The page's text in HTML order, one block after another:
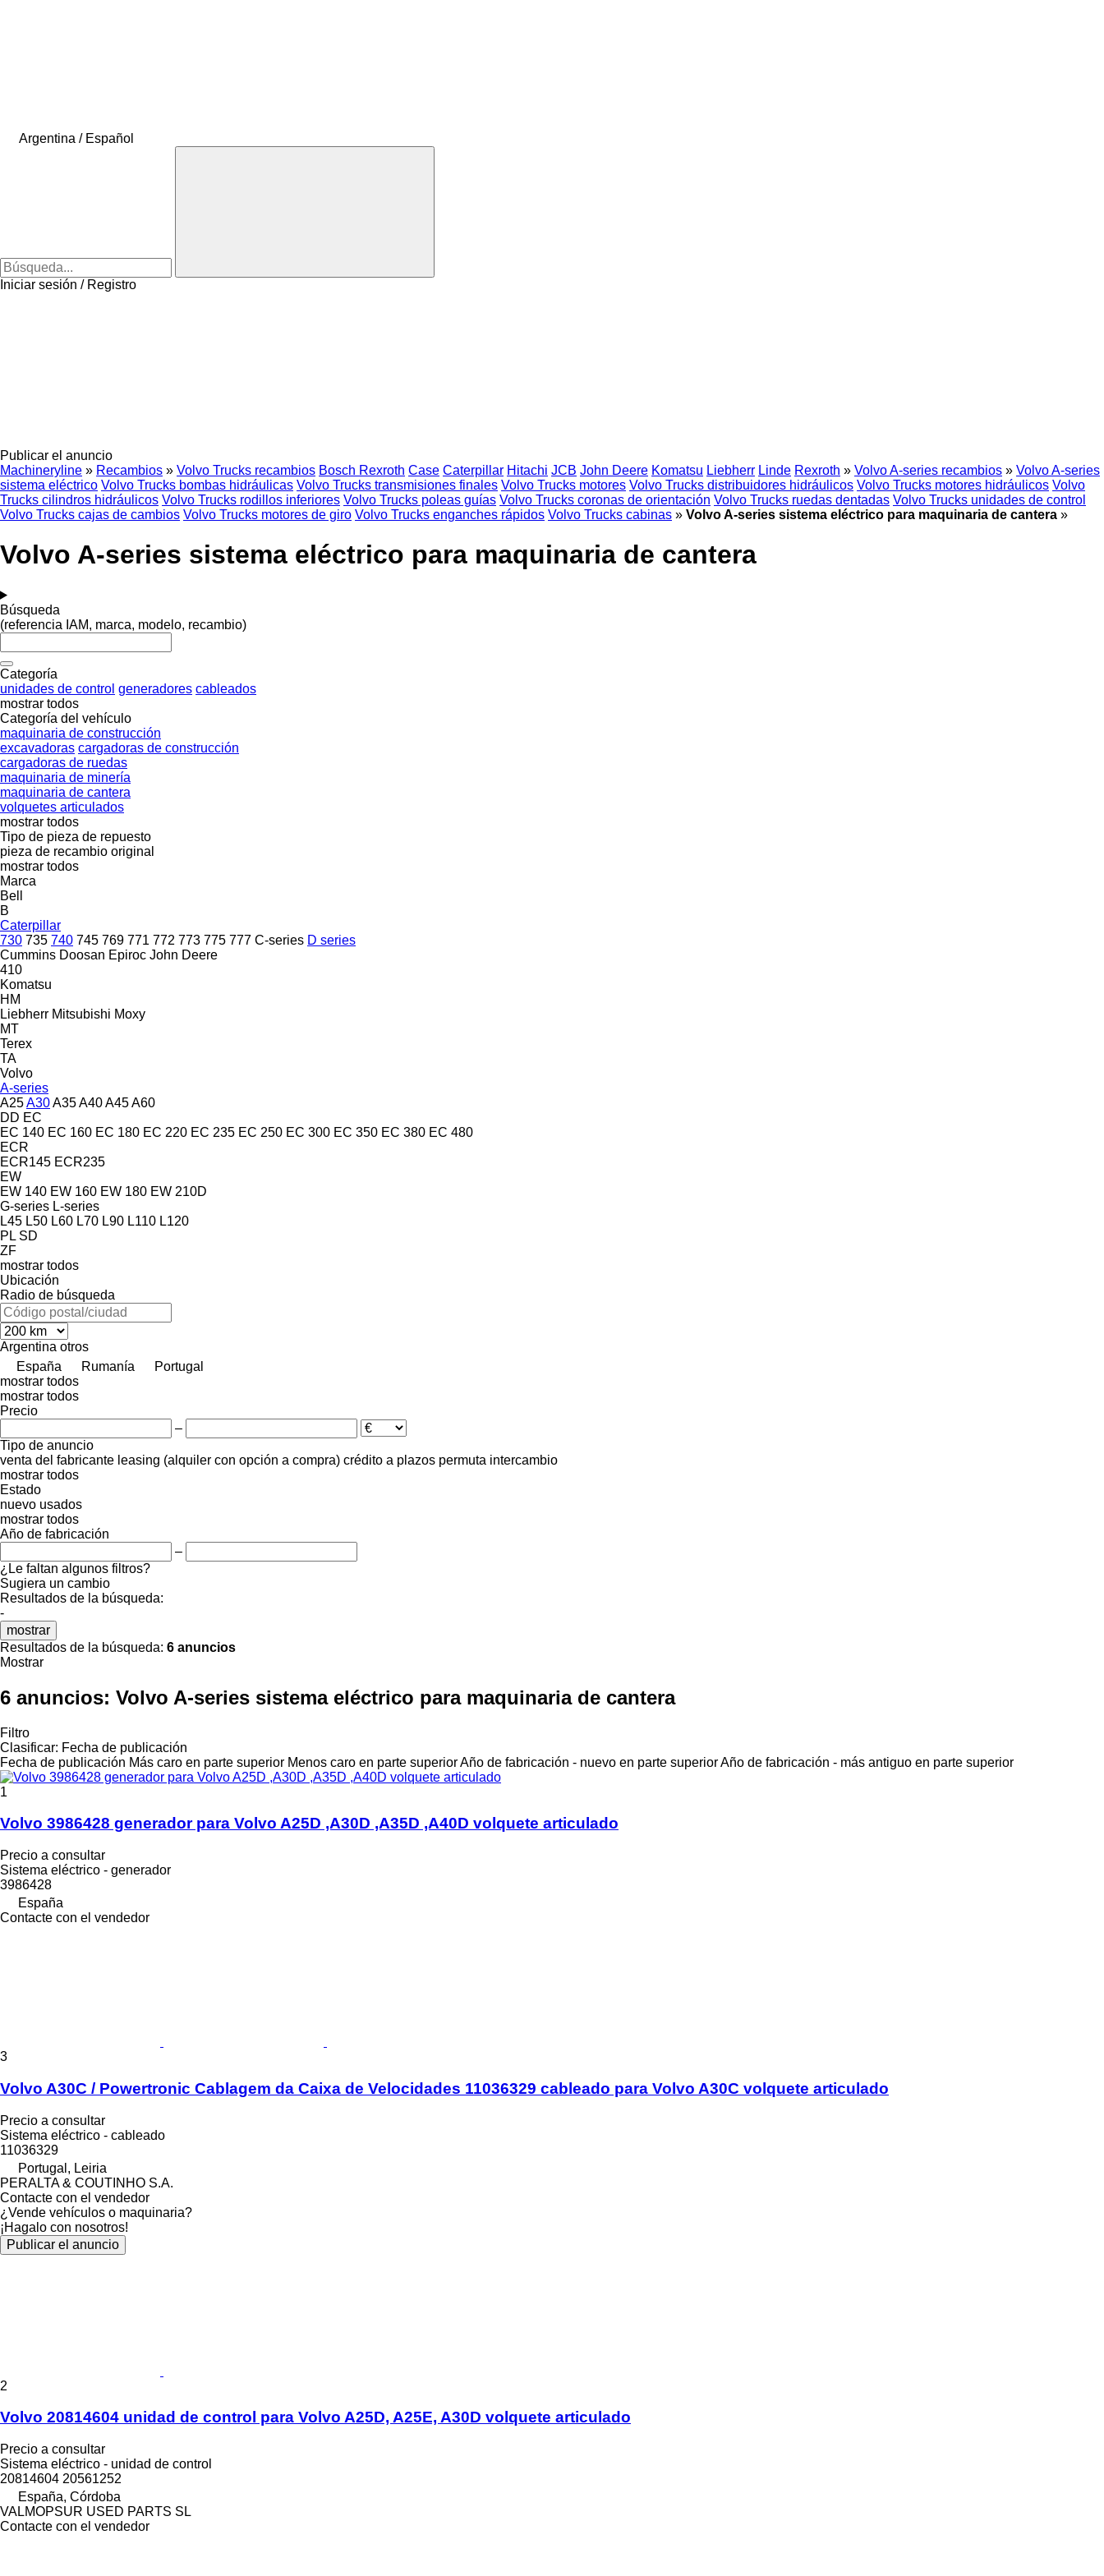
Argentina / Español
Iniciar sesión / Registro
Publicar el anuncio
Machineryline » Recambios » Volvo Trucks recambios Bosch Rexroth Case Caterpillar Hitachi JCB John Deere Komatsu Liebherr Linde Rexroth » Volvo A-series recambios » Volvo A-series
sistema eléctrico Volvo Trucks bombas hidráulicas Volvo Trucks transmisiones finales Volvo Trucks motores Volvo Trucks distribuidores hidráulicos Volvo Trucks motores hidráulicos Volvo
Trucks cilindros hidráulicos Volvo Trucks rodillos inferiores Volvo Trucks poleas guías Volvo Trucks coronas de orientación Volvo Trucks ruedas dentadas Volvo Trucks unidades de control
Volvo Trucks cajas de cambios Volvo Trucks motores de giro Volvo Trucks enganches rápidos Volvo Trucks cabinas » Volvo A-series sistema eléctrico para maquinaria de cantera »
Volvo A-series sistema eléctrico para maquinaria de cantera
Búsqueda
(referencia IAM, marca, modelo, recambio)
Categoría
unidades de control generadores cableados
mostrar todos
Categoría del vehículo
maquinaria de construcción
excavadoras cargadoras de construcción
cargadoras de ruedas
maquinaria de minería
maquinaria de cantera
volquetes articulados
mostrar todos
Tipo de pieza de repuesto
pieza de recambio original
mostrar todos
Marca
Bell
B
Caterpillar
730 735 740 745 769 771 772 773 775 777 C-series D series
Cummins Doosan Epiroc John Deere
410
Komatsu
HM
Liebherr Mitsubishi Moxy
MT
Terex
TA
Volvo
A-series
A25A30A35A40A45A60
DD EC
EC 140 EC 160 EC 180 EC 220 EC 235 EC 250 EC 300 EC 350 EC 380 EC 480
ECR
ECR145 ECR235
EW
EW 140 EW 160 EW 180 EW 210D
G-series L-series
L45 L50 L60 L70 L90 L110 L120
PL SD
ZF
mostrar todos
Ubicación
Radio de búsqueda
Argentina otros
España
Rumanía
Portugal
mostrar todos
mostrar todos
Precio
–
Tipo de anuncio
venta del fabricante leasing (alquiler con opción a compra) crédito a plazos permuta intercambio
mostrar todos
Estado
nuevo usados
mostrar todos
Año de fabricación
–
¿Le faltan algunos filtros?
Sugiera un cambio
Resultados de la búsqueda:
-
mostrar
Resultados de la búsqueda: 6 anuncios
Mostrar
6 anuncios: Volvo A-series sistema eléctrico para maquinaria de cantera
Filtro
Clasificar: Fecha de publicación
Fecha de publicación Más caro en parte superior Menos caro en parte superiorAño de fabricación - nuevo en parte superiorAño de fabricación - más antiguo en parte superior
1
Volvo 3986428 generador para Volvo A25D ,A30D ,A35D ,A40D volquete articulado
Precio a consultar
Sistema eléctrico - generador
3986428
España
Contacte con el vendedor
3
Volvo A30C / Powertronic Cablagem da Caixa de Velocidades 11036329 cableado para Volvo A30C volquete articulado
Precio a consultar
Sistema eléctrico - cableado
11036329
Portugal, Leiria
PERALTA & COUTINHO S.A.
Contacte con el vendedor
¿Vende vehículos o maquinaria?
¡Hagalo con nosotros!
Publicar el anuncio
2
Volvo 20814604 unidad de control para Volvo A25D, A25E, A30D volquete articulado
Precio a consultar
Sistema eléctrico - unidad de control
20814604 20561252
España, Córdoba
VALMOPSUR USED PARTS SL
Contacte con el vendedor